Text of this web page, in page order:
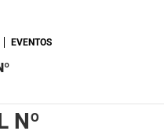
EVENTOS
Nº